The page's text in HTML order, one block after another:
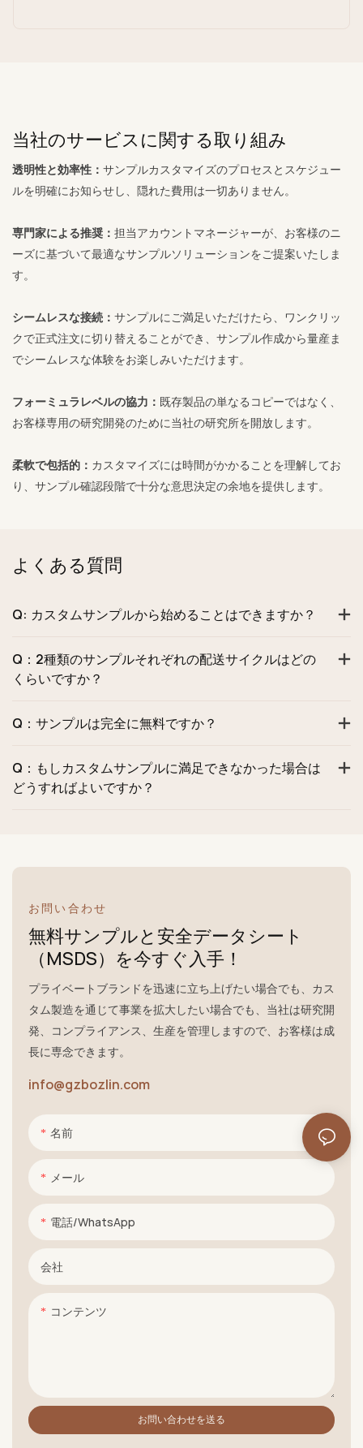
当社のサービスに関する取り組み
透明性と効率性： サンプルカスタマイズのプロセスとスケジュー
ルを明確にお知らせし、隠れた費用は一切ありません。
専門家による推​​奨： 担当アカウントマネージャーが、お客様のニ
ーズに基づいて最適なサンプルソリューションをご提案いたしま
す。
シームレスな接続： サンプルにご満足いただけたら、ワンクリッ
クで正式注文に切り替えることができ、サンプル作成から量産ま
でシームレスな体験をお楽しみいただけます。
フォーミュラレベルの協力： 既存製品の単なるコピーではなく、
お客様専用の研究開発のために当社の研究所を開放します。
柔軟で包括的： カスタマイズには時間がかかることを理解してお
り、サンプル確認段階で十分な意思決定の余地を提供します。
よくある質問
Q: カスタムサンプルから始めることはできますか？
Q：2種類のサンプルそれぞれの配送サイクルはどの
くらいですか？
Q：サンプルは完全に無料ですか？
Q：もしカスタムサンプルに満足できなかった場合は
どうすればよいですか？
お問い合わせ
無料サンプルと安全データシート
（MSDS）を今すぐ入手！
プライベートブランドを迅速に立ち上げたい場合でも、カス
タム製造を通じて事業を拡大したい場合でも、当社は研究開
発、コンプライアンス、生産を管理しますので、お客様は成
長に専念できます。
info@gzbozlin.com
名前
メール
電話/WhatsApp
会社
コンテンツ
お問い合わせを送る